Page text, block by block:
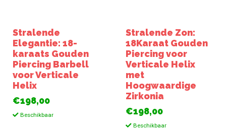
Stralende
Elegantie: 18-
karaats Gouden
Piercing Barbell
voor Verticale
Helix
€198,00
Beschikbaar
Stralende Zon:
18Karaat Gouden
Piercing voor
Verticale Helix
met
Hoogwaardige
Zirkonia
€198,00
Beschikbaar